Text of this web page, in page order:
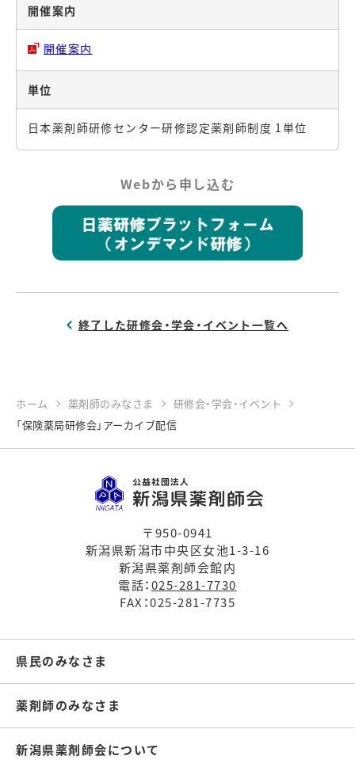
開催案内
開催案内
単位
日本薬剤師研修センター研修認定薬剤師制度 1単位
Webから申し込む
終了した研修会・学会・イベント一覧へ
ホーム 薬剤師のみなさま
研修会・学会・イベント
「保険薬局研修会」アーカイブ配信
〒950-0941
新潟県新潟市中央区女池1-3-16
新潟県薬剤師会館内
電話：025-281-7730
FAX：025-281-7735
県民のみなさま
薬剤師のみなさま
新潟県薬剤師会について